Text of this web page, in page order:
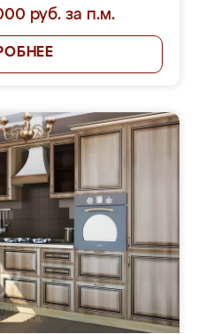
руб. за п.м.